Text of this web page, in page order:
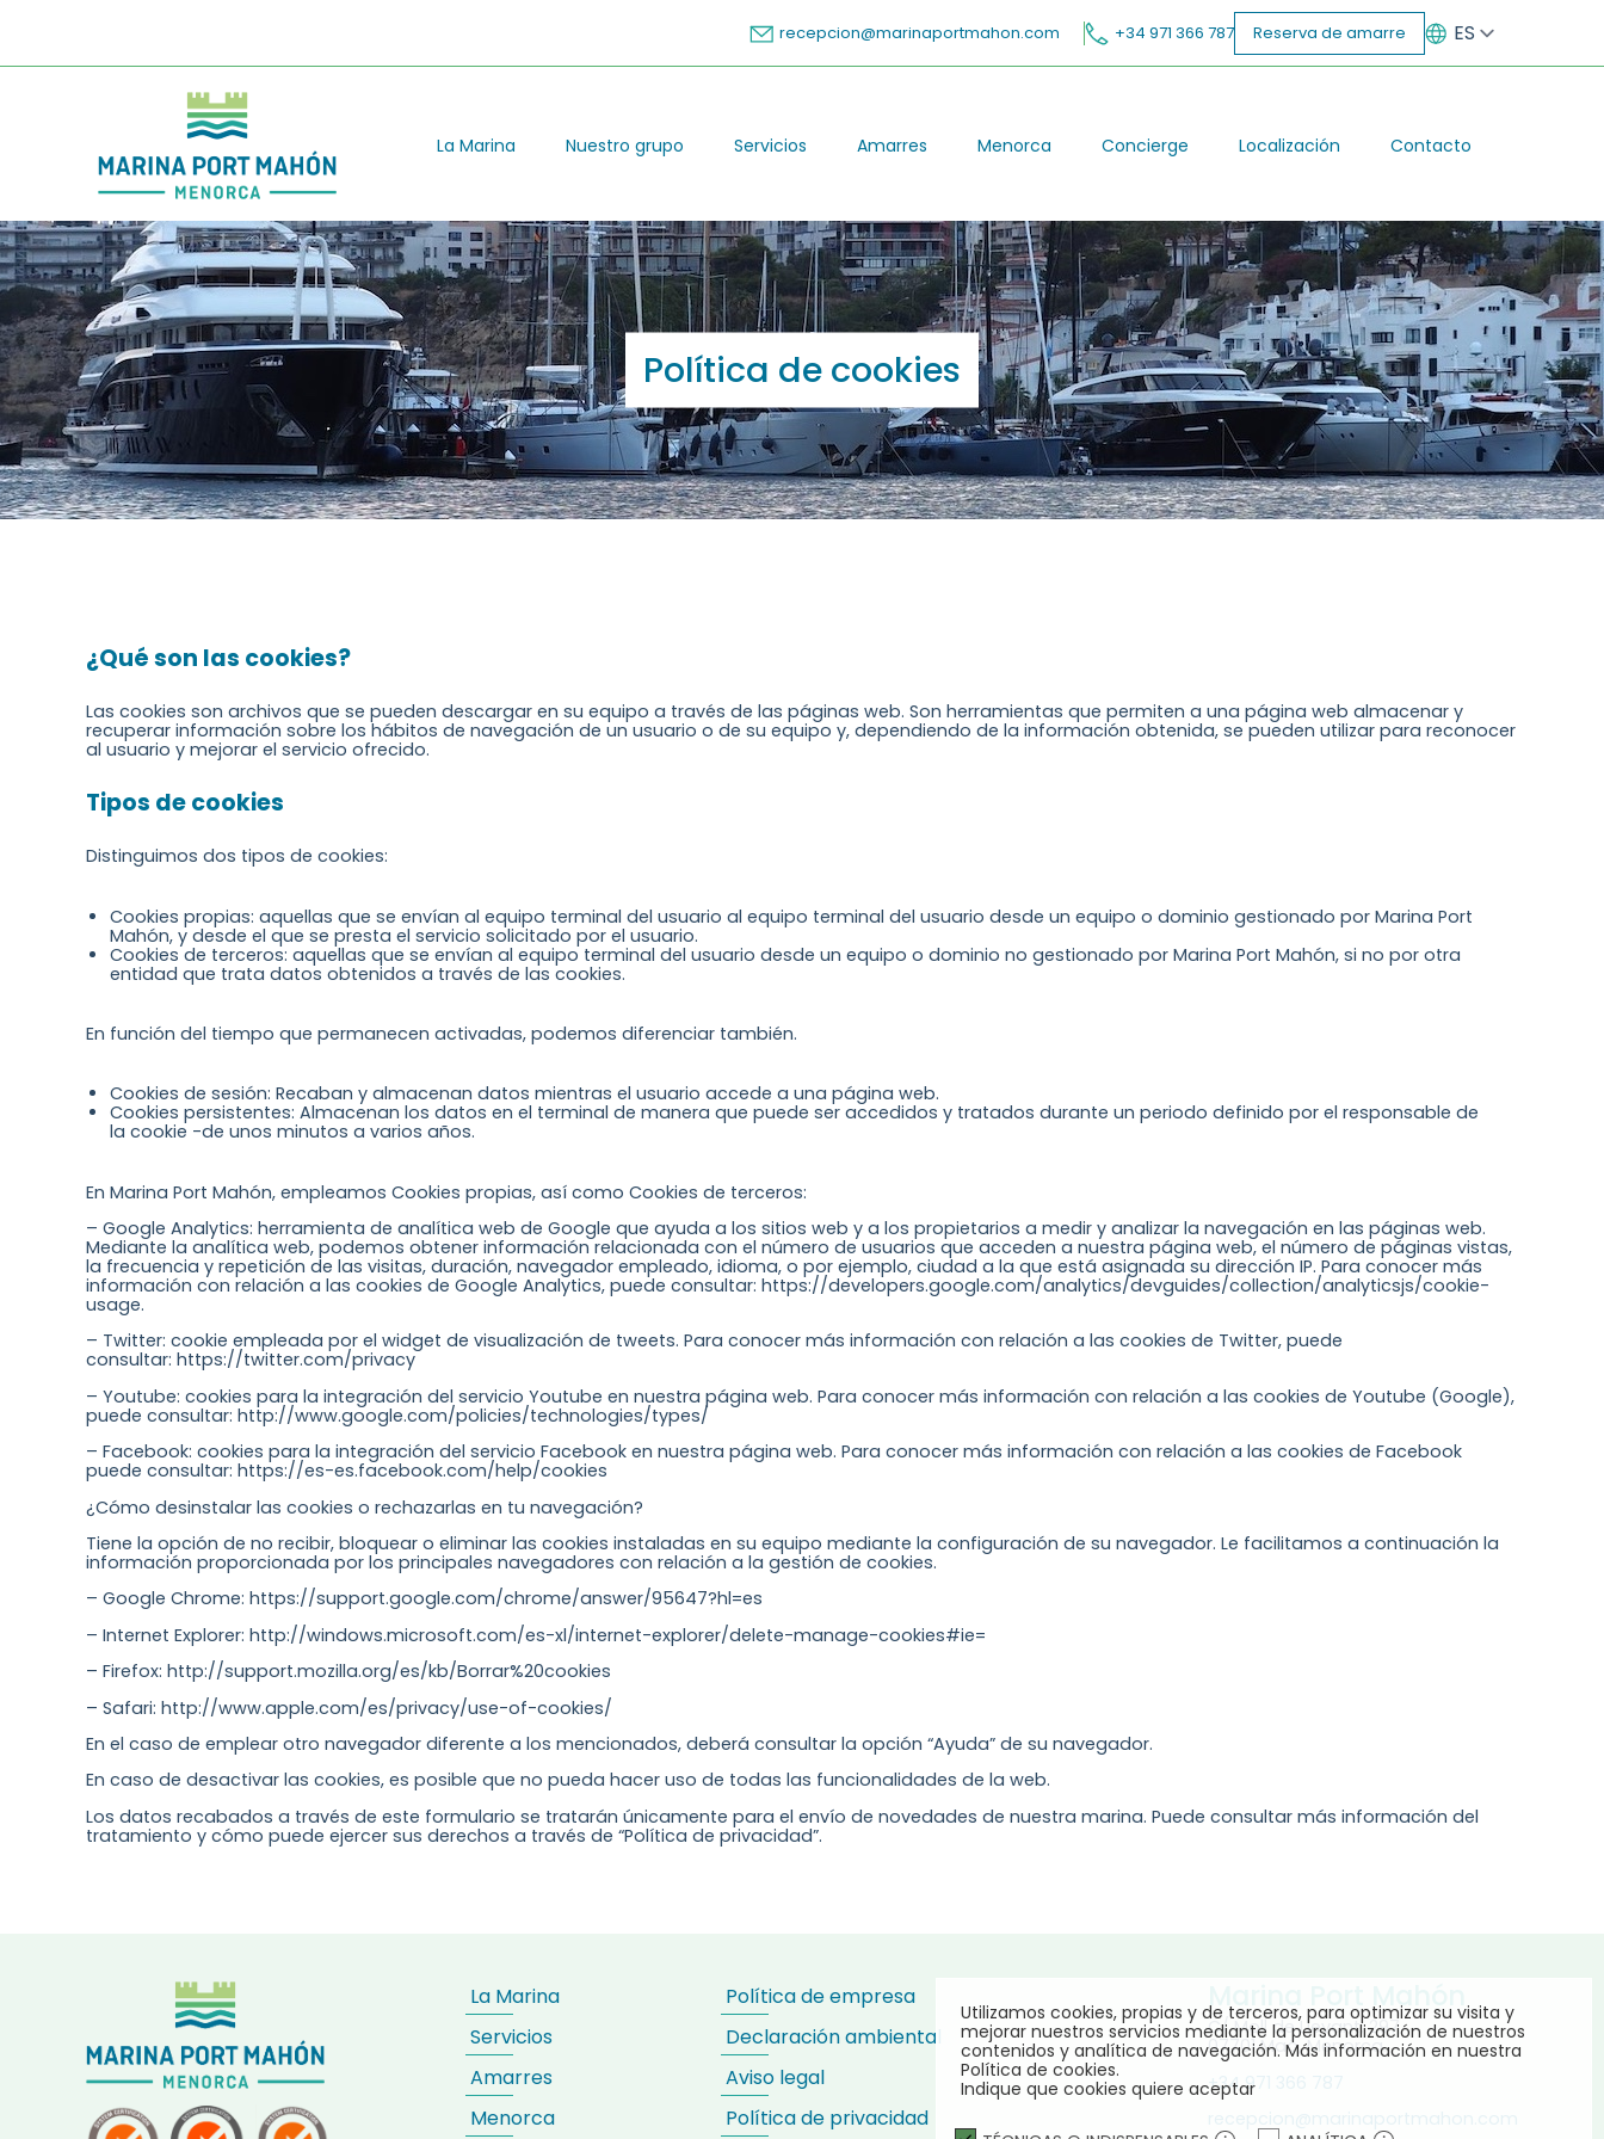
recepcion@marinaportmahon.com +34 971 366 787 Reserva de amarre ES
EN
La Marina Nuestro grupo Servicios Amarres Menorca Concierge Localización Contacto
Política de cookies
¿Qué son las cookies?
Las cookies son archivos que se pueden descargar en su equipo a través de las páginas web. Son herramientas que permiten a una página web almacenar y
recuperar información sobre los hábitos de navegación de un usuario o de su equipo y, dependiendo de la información obtenida, se pueden utilizar para reconocer
al usuario y mejorar el servicio ofrecido.
Tipos de cookies
Distinguimos dos tipos de cookies:
Cookies propias: aquellas que se envían al equipo terminal del usuario al equipo terminal del usuario desde un equipo o dominio gestionado por Marina Port
Mahón, y desde el que se presta el servicio solicitado por el usuario.
Cookies de terceros: aquellas que se envían al equipo terminal del usuario desde un equipo o dominio no gestionado por Marina Port Mahón, si no por otra
entidad que trata datos obtenidos a través de las cookies.
En función del tiempo que permanecen activadas, podemos diferenciar también.
Cookies de sesión: Recaban y almacenan datos mientras el usuario accede a una página web.
Cookies persistentes: Almacenan los datos en el terminal de manera que puede ser accedidos y tratados durante un periodo definido por el responsable de
la cookie -de unos minutos a varios años.
En Marina Port Mahón, empleamos Cookies propias, así como Cookies de terceros:
– Google Analytics: herramienta de analítica web de Google que ayuda a los sitios web y a los propietarios a medir y analizar la navegación en las páginas web.
Mediante la analítica web, podemos obtener información relacionada con el número de usuarios que acceden a nuestra página web, el número de páginas vistas,
la frecuencia y repetición de las visitas, duración, navegador empleado, idioma, o por ejemplo, ciudad a la que está asignada su dirección IP. Para conocer más
información con relación a las cookies de Google Analytics, puede consultar: https://developers.google.com/analytics/devguides/collection/analyticsjs/cookie-
usage.
– Twitter: cookie empleada por el widget de visualización de tweets. Para conocer más información con relación a las cookies de Twitter, puede
consultar: https://twitter.com/privacy
– Youtube: cookies para la integración del servicio Youtube en nuestra página web. Para conocer más información con relación a las cookies de Youtube (Google),
puede consultar: http://www.google.com/policies/technologies/types/
– Facebook: cookies para la integración del servicio Facebook en nuestra página web. Para conocer más información con relación a las cookies de Facebook
puede consultar: https://es-es.facebook.com/help/cookies
¿Cómo desinstalar las cookies o rechazarlas en tu navegación?
Tiene la opción de no recibir, bloquear o eliminar las cookies instaladas en su equipo mediante la configuración de su navegador. Le facilitamos a continuación la
información proporcionada por los principales navegadores con relación a la gestión de cookies.
– Google Chrome: https://support.google.com/chrome/answer/95647?hl=es
– Internet Explorer: http://windows.microsoft.com/es-xl/internet-explorer/delete-manage-cookies#ie=
– Firefox: http://support.mozilla.org/es/kb/Borrar%20cookies
– Safari: http://www.apple.com/es/privacy/use-of-cookies/
En el caso de emplear otro navegador diferente a los mencionados, deberá consultar la opción “Ayuda” de su navegador.
En caso de desactivar las cookies, es posible que no pueda hacer uso de todas las funcionalidades de la web.
Los datos recabados a través de este formulario se tratarán únicamente para el envío de novedades de nuestra marina. Puede consultar más información del
tratamiento y cómo puede ejercer sus derechos a través de “Política de privacidad”.
La Marina
Servicios
Amarres
Menorca
Política de empresa
Declaración ambiental
Aviso legal
Política de privacidad
Marina Port Mahón
C/ Moll de Llevant, 297
07701 Maó, Menorca.
+34 971 366 787
Utilizamos cookies, propias y de terceros, para optimizar su visita y
mejorar nuestros servicios mediante la personalización de nuestros
contenidos y analítica de navegación. Más información en nuestra
Política de cookies.
Indique que cookies quiere aceptar